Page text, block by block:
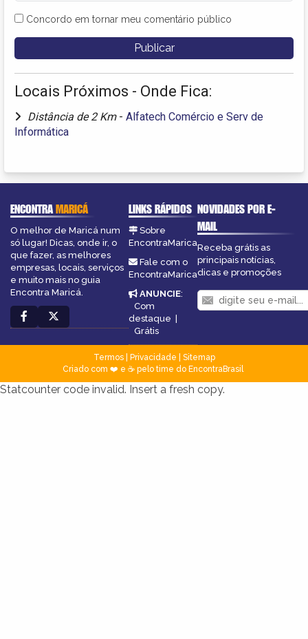
Concordo em tornar meu comentário público
Locais Próximos - Onde Fica:
Distância de 2 Km - Alfatech Comércio e Serv de
Informática
ENCONTRAMARICÁ
O melhor de Maricá num
só lugar! Dicas, onde ir, o
que fazer, as melhores
empresas, locais, serviços
e muito mais no guia
Encontra Maricá.
LINKS RÁPIDOS
Sobre
EncontraMarica
Fale com o
EncontraMarica
ANUNCIE:
Com
destaque |
Grátis
NOVIDADES POR E-
MAIL
Receba grátis as
principais notícias,
dicas e promoções
Termos| Privacidade
Sitemap
Criado com ❤️ e ☕ pelo time do EncontraBrasil
Statcounter code invalid. Insert a fresh copy.